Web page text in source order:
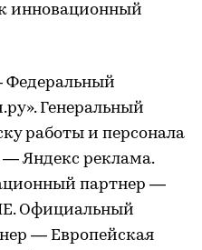
инновационный
Федеральный
Генеральный
работы и персонала
Яндекс реклама.
партнер —
Официальный
— Европейская